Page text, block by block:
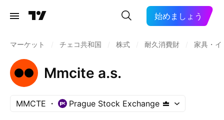
始めましょう
マーケット チェコ共和国 株式 耐久消費財 家具・イ
Mmcite a.s.
MMCTE Prague Stock Exchange